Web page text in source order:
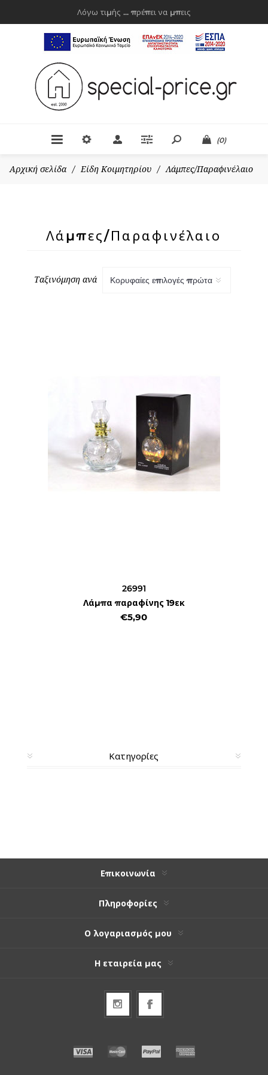
Λόγω τιμής ... πρέπει να μπεις
(0)
Αρχική σελίδα / Είδη Κοιμητηρίου / Λάμπες/Παραφινέλαιο
Λάμπες/Παραφινέλαιο
Ταξινόμηση ανά
26991
Λάμπα παραφίνης 19εκ
€5,90
Κατηγορίες
Επικοινωνία
Πληροφορίες
Ο λογαριασμός μου
Η εταιρεία μας